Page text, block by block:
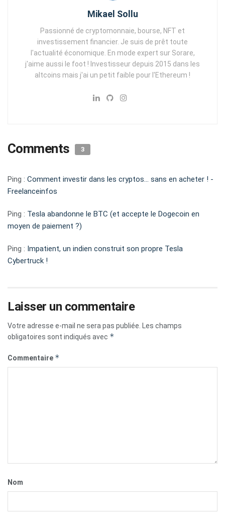
Mikael Sollu
Passionné de cryptomonnaie, bourse, NFT et
investissement financier. Je suis de prêt toute
l'actualité économique. En mode expert sur Sorare,
j'aime aussi le foot ! Investisseur depuis 2015 dans les
altcoins mais j'ai un petit faible pour l'Ethereum !
Comments 3
Ping : Comment investir dans les cryptos... sans en acheter ! -
Freelanceinfos
Ping : Tesla abandonne le BTC (et accepte le Dogecoin en
moyen de paiement ?)
Ping : Impatient, un indien construit son propre Tesla
Cybertruck !
Laisser un commentaire
Votre adresse e-mail ne sera pas publiée.
Les champs
obligatoires sont indiqués avec *
Commentaire *
Nom